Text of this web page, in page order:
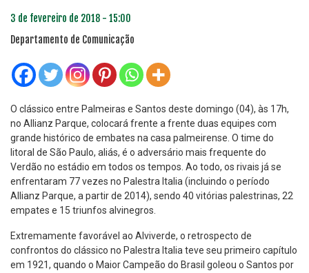
3 de fevereiro de 2018 - 15:00
Departamento de Comunicação
O clássico entre Palmeiras e Santos deste domingo (04), às 17h,
no Allianz Parque, colocará frente a frente duas equipes com
grande histórico de embates na casa palmeirense. O time do
litoral de São Paulo, aliás, é o adversário mais frequente do
Verdão no estádio em todos os tempos. Ao todo, os rivais já se
enfrentaram 77 vezes no Palestra Italia (incluindo o período
Allianz Parque, a partir de 2014), sendo 40 vitórias palestrinas, 22
empates e 15 triunfos alvinegros.
Extremamente favorável ao Alviverde, o retrospecto de
confrontos do clássico no Palestra Italia teve seu primeiro capítulo
em 1921, quando o Maior Campeão do Brasil goleou o Santos por